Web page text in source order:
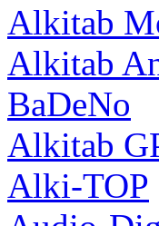
Alkitab
Alkitab
BaDeNo
Alkitab
Alki-TOP